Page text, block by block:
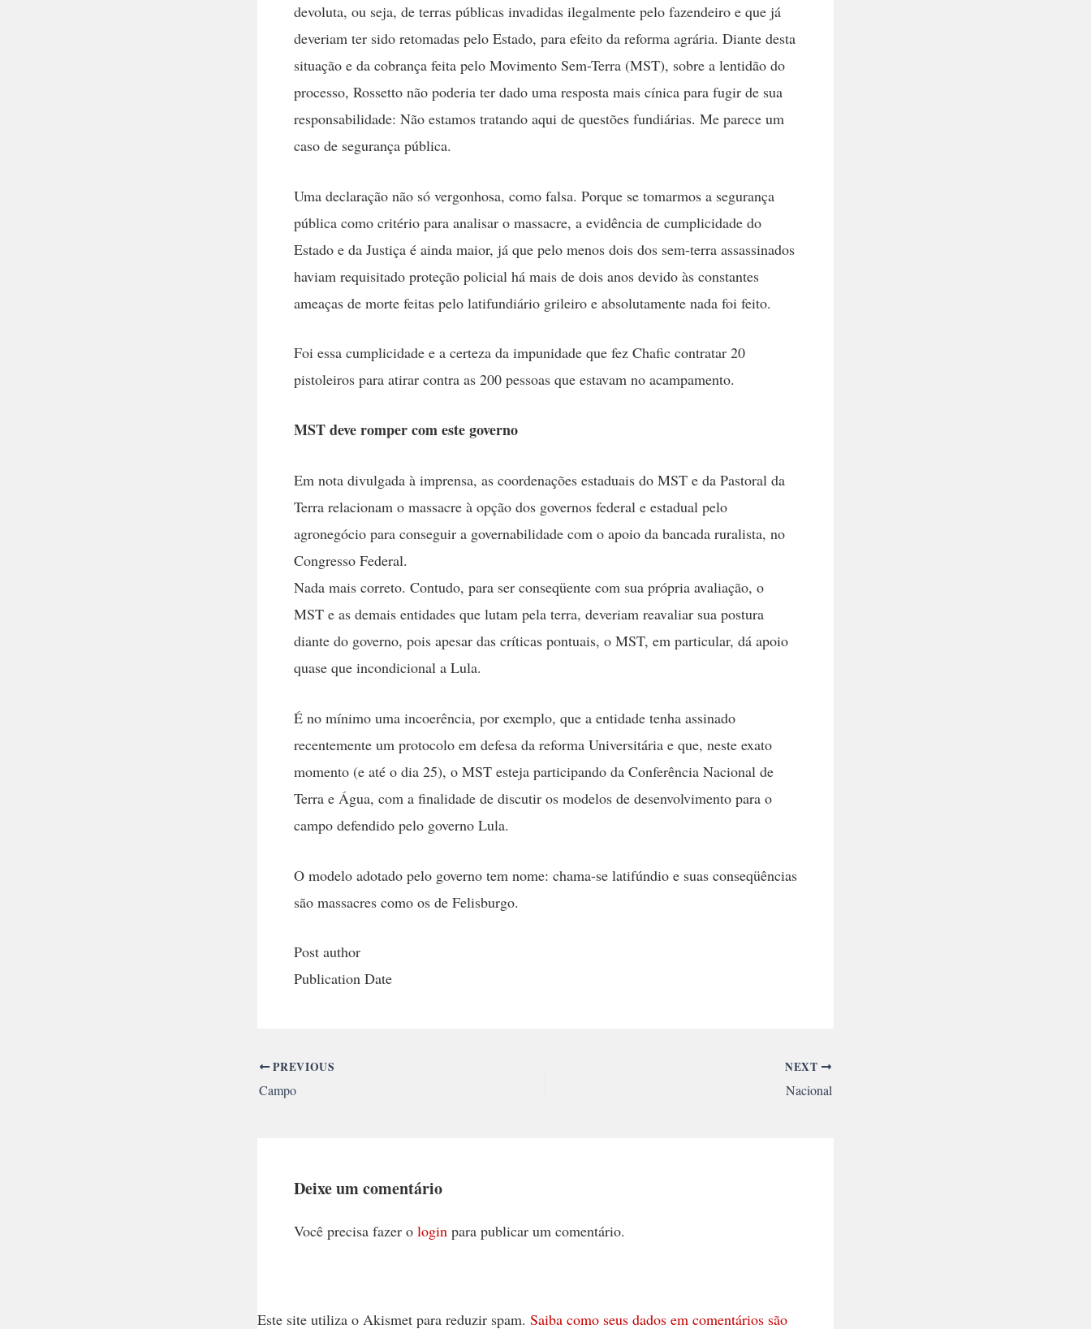
devoluta, ou seja, de terras públicas invadidas ilegalmente pelo fazendeiro e que já
deveriam ter sido retomadas pelo Estado, para efeito da reforma agrária. Diante desta
situação e da cobrança feita pelo Movimento Sem-Terra (MST), sobre a lentidão do
processo, Rossetto não poderia ter dado uma resposta mais cínica para fugir de sua
responsabilidade: Não estamos tratando aqui de questões fundiárias. Me parece um
caso de segurança pública.
Uma declaração não só vergonhosa, como falsa. Porque se tomarmos a segurança
pública como critério para analisar o massacre, a evidência de cumplicidade do
Estado e da Justiça é ainda maior, já que pelo menos dois dos sem-terra assassinados
haviam requisitado proteção policial há mais de dois anos devido às constantes
ameaças de morte feitas pelo latifundiário grileiro e absolutamente nada foi feito.
Foi essa cumplicidade e a certeza da impunidade que fez Chafic contratar 20
pistoleiros para atirar contra as 200 pessoas que estavam no acampamento.
MST deve romper com este governo
Em nota divulgada à imprensa, as coordenações estaduais do MST e da Pastoral da
Terra relacionam o massacre à opção dos governos federal e estadual pelo
agronegócio para conseguir a governabilidade com o apoio da bancada ruralista, no
Congresso Federal.
Nada mais correto. Contudo, para ser conseqüente com sua própria avaliação, o
MST e as demais entidades que lutam pela terra, deveriam reavaliar sua postura
diante do governo, pois apesar das críticas pontuais, o MST, em particular, dá apoio
quase que incondicional a Lula.
É no mínimo uma incoerência, por exemplo, que a entidade tenha assinado
recentemente um protocolo em defesa da reforma Universitária e que, neste exato
momento (e até o dia 25), o MST esteja participando da Conferência Nacional de
Terra e Água, com a finalidade de discutir os modelos de desenvolvimento para o
campo defendido pelo governo Lula.
O modelo adotado pelo governo tem nome: chama-se latifúndio e suas conseqüências
são massacres como os de Felisburgo.
Post author
Publication Date
PREVIOUS
Campo
NEXT
Nacional
Deixe um comentário
Você precisa fazer o login para publicar um comentário.
Este site utiliza o Akismet para reduzir spam. Saiba como seus dados em comentários são